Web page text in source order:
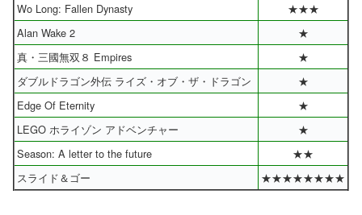
Wo Long: Fallen Dynasty
★★★
Alan Wake 2
★
真・三國無双８ Empires
★
ダブルドラゴン外伝 ライズ・オブ・ザ・ドラゴン
★
Edge Of Eternity
★
LEGO ホライゾン アドベンチャー
★
Season: A letter to the future
★★
スライド＆ゴー
★★★★★★★★